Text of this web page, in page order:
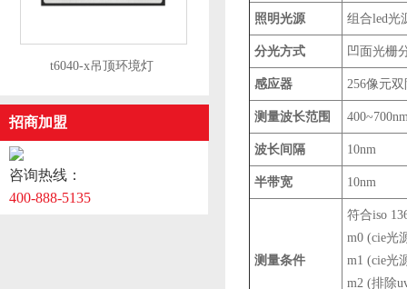
​t6040-x吊顶环境灯
招商加盟
咨询热线：
400-888-5135
照明光源 组合led光
分光方式 凹面光栅
感应器 256像元
测量波长范围
波长间隔 10nm
半带宽 10nm
测量条件
符合iso
m0 (cie光
m1 (cie光
m2 (排除